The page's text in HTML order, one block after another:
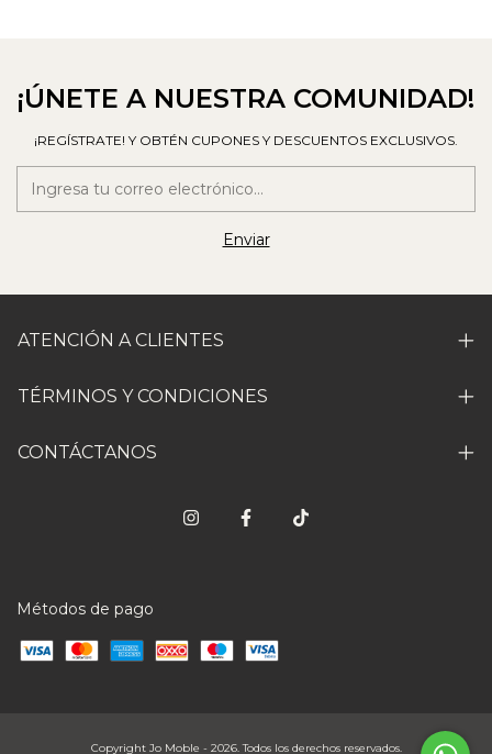
¡ÚNETE A NUESTRA COMUNIDAD!
¡REGÍSTRATE! Y OBTÉN CUPONES Y DESCUENTOS EXCLUSIVOS.
ATENCIÓN A CLIENTES
TÉRMINOS Y CONDICIONES
CONTÁCTANOS
Métodos de pago
Copyright Jo Moble - 2026. Todos los derechos reservados.